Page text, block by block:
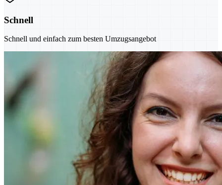
Schnell
Schnell und einfach zum besten Umzugsangebot